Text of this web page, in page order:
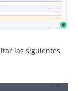
las siguientes